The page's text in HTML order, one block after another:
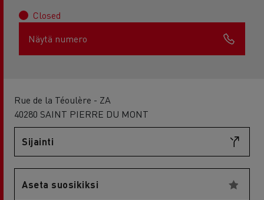
Closed
Näytä numero
Rue de la Téoulère - ZA
40280 SAINT PIERRE DU MONT
Sijainti
Aseta suosikiksi